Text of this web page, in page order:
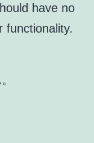
have no
functionality.